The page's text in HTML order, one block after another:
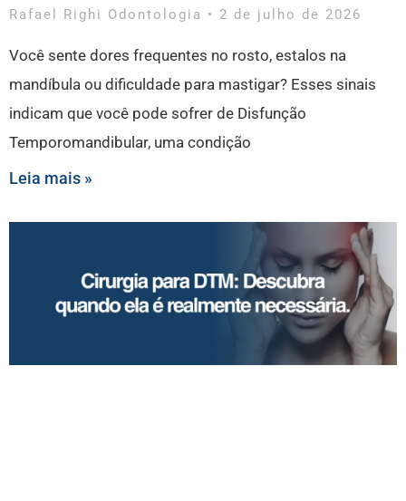
Rafael Righi Odontologia 2 de julho de 2026
Você sente dores frequentes no rosto, estalos na
mandíbula ou dificuldade para mastigar? Esses sinais
indicam que você pode sofrer de Disfunção
Temporomandibular, uma condição
Leia mais »